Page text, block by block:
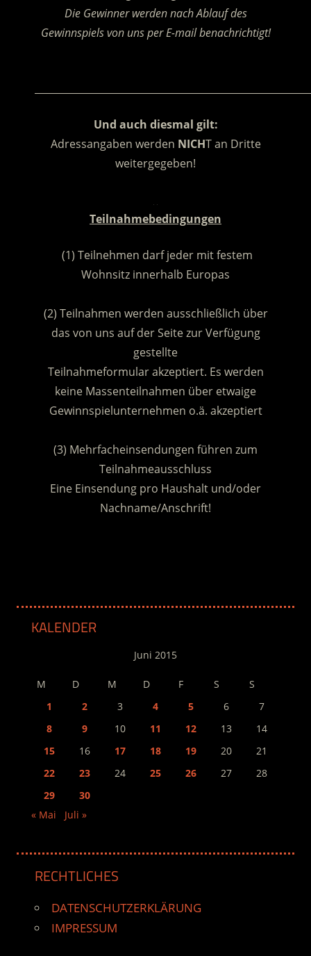
Die Gewinner werden nach Ablauf des
Gewinnspiels von uns per E-mail benachrichtigt!
Und auch diesmal gilt:
Adressangaben werden NICHT an Dritte
weitergegeben!
Teilnahmebedingungen
(1) Teilnehmen darf jeder mit festem
Wohnsitz innerhalb Europas
(2) Teilnahmen werden ausschließlich über
das von uns auf der Seite zur Verfügung
gestellte
Teilnahmeformular akzeptiert. Es werden
keine Massenteilnahmen über etwaige
Gewinnspielunternehmen o.ä. akzeptiert
(3) Mehrfacheinsendungen führen zum
Teilnahmeausschluss
Eine Einsendung pro Haushalt und/oder
Nachname/Anschrift!
KALENDER
Juni 2015
M D M D F S
S
1
2 3 4 5 6
7
8
9 10 11 12 13
14
15
16 17 18 19 20
21
22
23 24 25 26 27
28
29
30
« Mai
Juli »
RECHTLICHES
DATENSCHUTZERKLÄRUNG
IMPRESSUM